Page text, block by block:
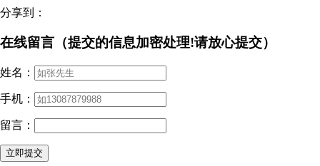
分享到：
在线留言（提交的信息加密处理!请放心提交）
姓名：
手机：
留言：